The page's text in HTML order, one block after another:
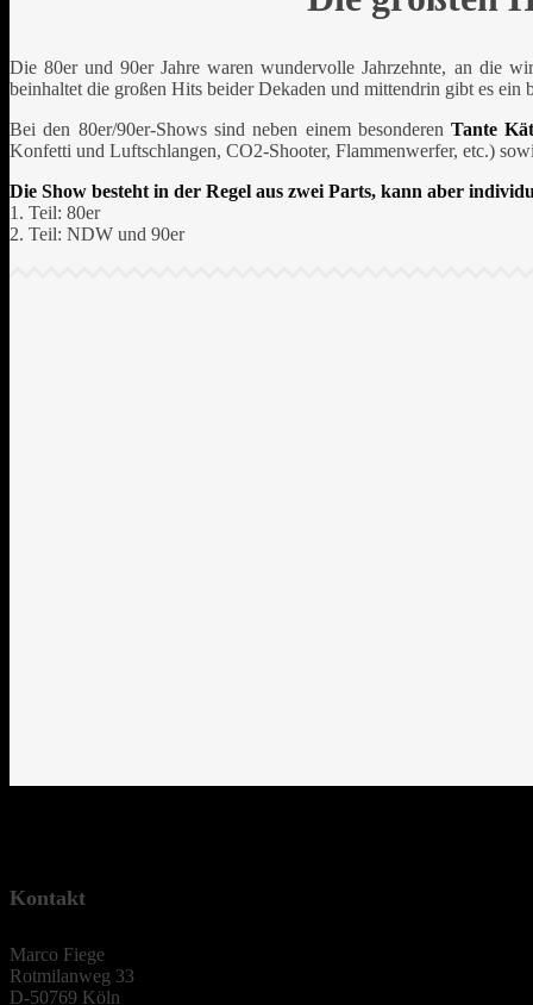
Die 80er und 90er Jahre waren wundervolle Jahrzehnte, an die
beinhaltet die großen Hits beider Dekaden und mittendrin gibt es ein
Bei den 80er/90er-Shows sind neben einem besonderenTante
Konfetti und Luftschlangen, CO2-Shooter, Flammenwerfer, etc.)
Die Show besteht in der Regel aus zwei Parts, kann aber
1. Teil: 80er
2. Teil: NDW und 90er
Kontakt
Marco Fiege
Rotmilanweg 33
D-50769 Köln